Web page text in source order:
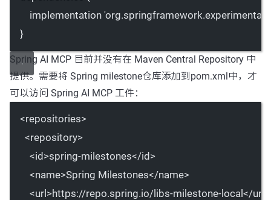
implementation
}
Spring AI MCP 目前并没有在 Maven Central Repository 中
提供。需要将 Spring milestone仓库添加到 pom.xml中，才
可以访问 Spring AI MCP 工件：
<repositories>
<repository>
<id>spring-milestones</id>
<name>Spring Milestones</name>
<url>https://repo.spring.io/libs-milestone-local</url